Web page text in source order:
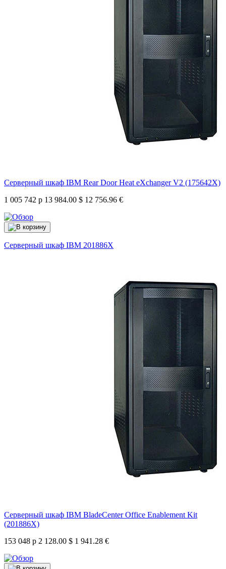
Серверный шкаф IBM Rear Door Heat eXchanger V2 (175642X)
1 005 742 р 13 984.00 $ 12 756.96 €
Серверный шкаф IBM 201886X
Серверный шкаф IBM BladeCenter Office Enablement Kit
(201886X)
153 048 р 2 128.00 $ 1 941.28 €